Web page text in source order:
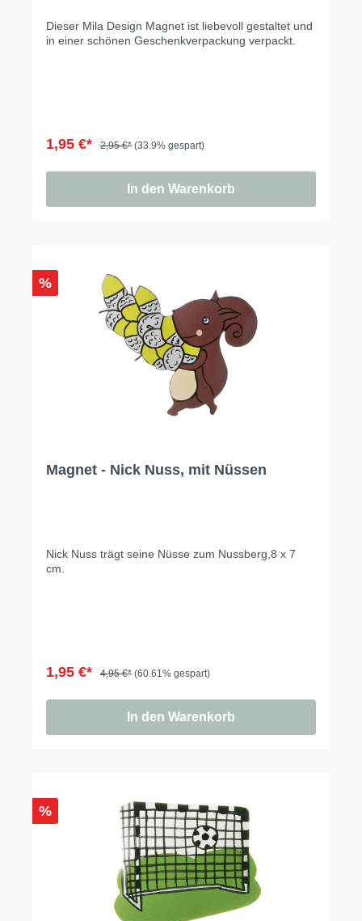
Dieser Mila Design Magnet ist liebevoll gestaltet und
in einer schönen Geschenkverpackung verpackt.
1,95 €* 2,95 €* (33.9% gespart)
In den Warenkorb
%
Magnet - Nick Nuss, mit Nüssen
Nick Nuss trägt seine Nüsse zum Nussberg,8 x 7
cm.
1,95 €* 4,95 €* (60.61% gespart)
In den Warenkorb
%